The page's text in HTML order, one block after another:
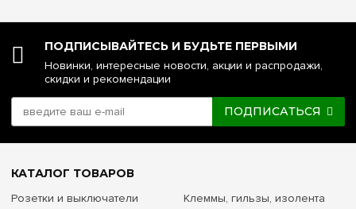
ПОДПИСЫВАЙТЕСЬ И БУДЬТЕ ПЕРВЫМИ
Новинки, интересные новости, акции и распродажи,
скидки и рекомендации
ПОДПИСАТЬСЯ
КАТАЛОГ ТОВАРОВ
Розетки и выключатели
Клеммы, гильзы, изолента